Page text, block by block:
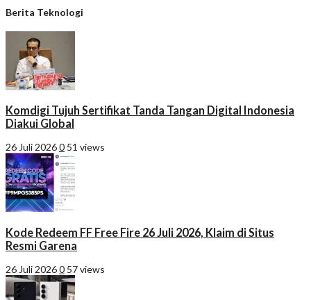
Berita Teknologi
Komdigi Tujuh Sertifikat Tanda Tangan Digital Indonesia
Diakui Global
26 Juli 20260 51 views
Kode Redeem FF Free Fire 26 Juli 2026, Klaim di Situs
Resmi Garena
26 Juli 20260 57 views